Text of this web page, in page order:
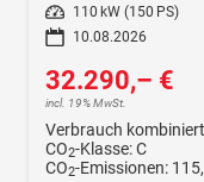
Leistung
110 kW (150 PS)
10.08.2026
32.290,– €
incl. 19% MwSt.
Verbrauch
CO2-Klasse:C
CO2-Emissionen: